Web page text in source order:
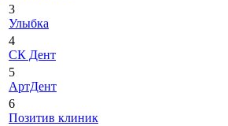
3
Улыбка
4
СК Дент
5
АртДент
6
Позитив клиник